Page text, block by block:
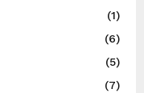
(1)
(6)
(5)
(7)